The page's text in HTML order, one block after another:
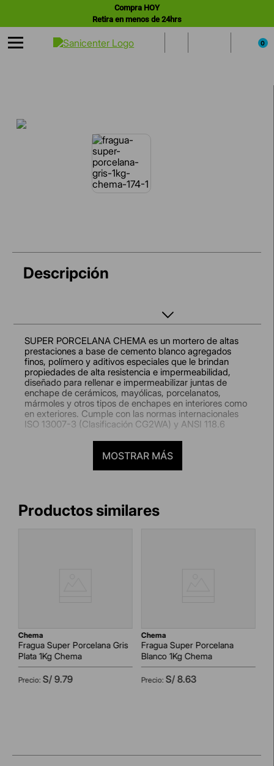
Compra HOY
Retira en menos de 24hrs
0
Descripción
SUPER PORCELANA CHEMA es un mortero de altas
prestaciones a base de cemento blanco agregados
finos, polímero y aditivos especiales que le brindan
propiedades de alta resistencia e impermeabilidad,
diseñado para rellenar e impermeabilizar juntas de
enchape de cerámicos, mayólicas, porcelanatos,
mármoles y otros tipos de enchapes en interiores como
en exteriores. Cumple con las normas internacionales
ISO 13007-3 (Clasificación CG2WA) y ANSI 118.6
Para el relleno de juntas de enchapes de
cerámicos, mayólicas, azulejos, porcelanatos,
procesamiento de alimentos, centros comerciales,
cocinas, colegios, duchas, tableros de trabajos
MOSTRAR MÁS
chema
Fragua Super Porcelana Gris
Plata 1Kg Chema
S/ 9.79
chema
Fragua Super Porcelana
Blanco 1Kg Chema
S/ 8.63